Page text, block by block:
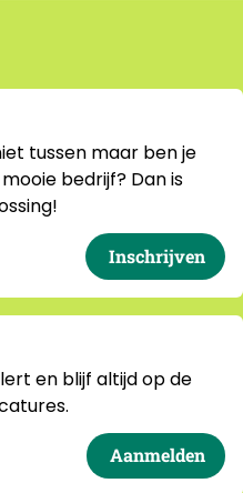
tussen maar ben je
bedrijf? Dan is
Inschrijven
en blijf altijd op de
Aanmelden